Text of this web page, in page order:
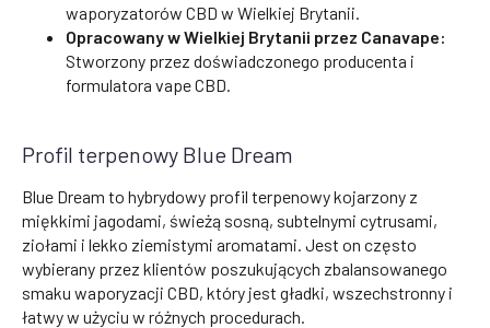
waporyzatorów CBD w Wielkiej Brytanii.
Opracowany w Wielkiej Brytanii przez Canavape:
Stworzony przez doświadczonego producenta i
formulatora vape CBD.
Profil terpenowy Blue Dream
Blue Dream to hybrydowy profil terpenowy kojarzony z
miękkimi jagodami, świeżą sosną, subtelnymi cytrusami,
ziołami i lekko ziemistymi aromatami. Jest on często
wybierany przez klientów poszukujących zbalansowanego
smaku waporyzacji CBD, który jest gładki, wszechstronny i
łatwy w użyciu w różnych procedurach.